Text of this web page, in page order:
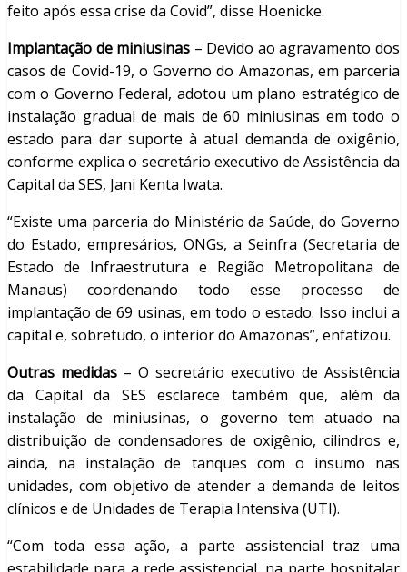
feito após essa crise da Covid”, disse Hoenicke.
Implantação de miniusinas – Devido ao agravamento dos
casos de Covid-19, o Governo do Amazonas, em parceria
com o Governo Federal, adotou um plano estratégico de
instalação gradual de mais de 60 miniusinas em todo o
estado para dar suporte à atual demanda de oxigênio,
conforme explica o secretário executivo de Assistência da
Capital da SES, Jani Kenta Iwata.
“Existe uma parceria do Ministério da Saúde, do Governo
do Estado, empresários, ONGs, a Seinfra (Secretaria de
Estado de Infraestrutura e Região Metropolitana de
Manaus) coordenando todo esse processo de
implantação de 69 usinas, em todo o estado. Isso inclui a
capital e, sobretudo, o interior do Amazonas”, enfatizou.
Outras medidas – O secretário executivo de Assistência
da Capital da SES esclarece também que, além da
instalação de miniusinas, o governo tem atuado na
distribuição de condensadores de oxigênio, cilindros e,
ainda, na instalação de tanques com o insumo nas
unidades, com objetivo de atender a demanda de leitos
clínicos e de Unidades de Terapia Intensiva (UTI).
“Com toda essa ação, a parte assistencial traz uma